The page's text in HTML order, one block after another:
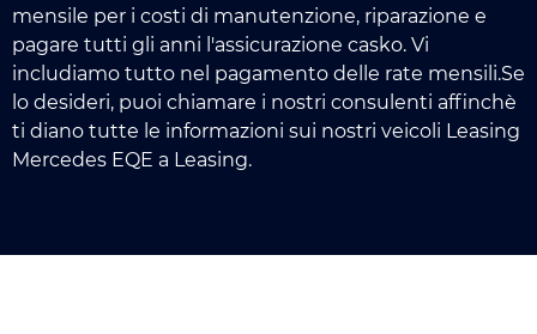
mensile per i costi di manutenzione, riparazione e
pagare tutti gli anni l'assicurazione casko. Vi
includiamo tutto nel pagamento delle rate mensili.Se
lo desideri, puoi chiamare i nostri consulenti affinchè
ti diano tutte le informazioni sui nostri veicoli Leasing
Mercedes EQE a Leasing.